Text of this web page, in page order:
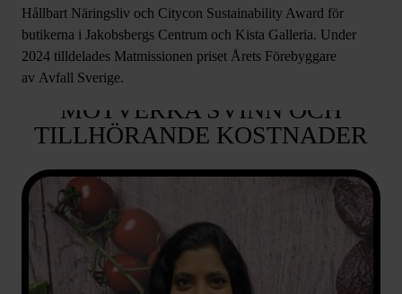
Hållbart Näringsliv och Citycon Sustainability Award för
butikerna i Jakobsbergs Centrum och Kista Galleria. Under
2024 tilldelades Matmissionen priset Årets Förebyggare
av Avfall Sverige.
MATMISSIONEN HJÄLPER ER
ATT IDENTIFIERA OCH
MOTVERKA SVINN OCH
TILLHÖRANDE KOSTNADER